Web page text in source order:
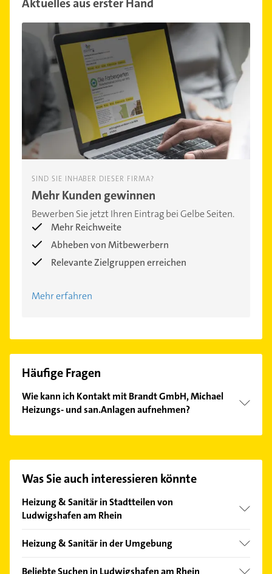
SIND SIE INHABER DIESER FIRMA?
Mehr Kunden gewinnen
Bewerben Sie jetzt Ihren Eintrag bei Gelbe Seiten.
Mehr Reichweite
Abheben von Mitbewerbern
Relevante Zielgruppen erreichen
Mehr erfahren
Häufige Fragen
Wie kann ich Kontakt mit Brandt GmbH, Michael
Heizungs- und san.Anlagen aufnehmen?
auswählen. Hier finden Sie alleKontaktdaten
Was Sie auch interessieren könnte
Heizung & Sanitär in Stadtteilen von
Ludwigshafen am Rhein
Edigheim
Maudach
Heizung & Sanitär in der Umgebung
Mutterstadt
Beliebte Suchen in Ludwigshafen am Rhein